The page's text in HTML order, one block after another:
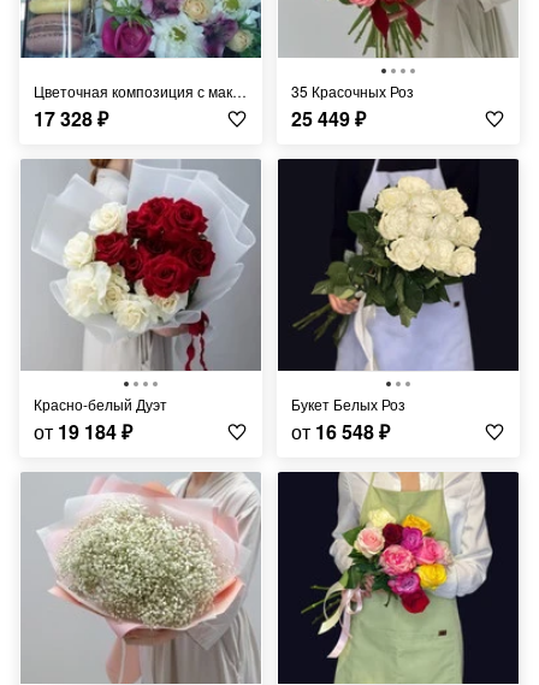
Цветочная композиция с макарунами
17 328₽
35 Красочных Роз
25 449₽
Красно-белый Дуэт
от 19 184₽
Букет Белых Роз
от 16 548₽